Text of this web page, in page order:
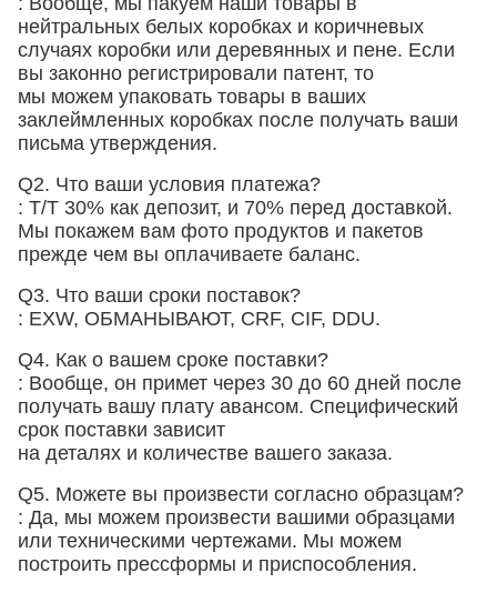
нейтральных белых коробках и коричневых
случаях коробки или деревянных и пене. Если
вы законно регистрировали патент, то
мы можем упаковать товары в ваших
заклеймленных коробках после получать ваши
письма утверждения.
Q2. Что ваши условия платежа?
: T/T 30% как депозит, и 70% перед доставкой.
Мы покажем вам фото продуктов и пакетов
прежде чем вы оплачиваете баланс.
Q3. Что ваши сроки поставок?
: EXW, ОБМАНЫВАЮТ, CRF, CIF, DDU.
Q4. Как о вашем сроке поставки?
: Вообще, он примет через 30 до 60 дней после
получать вашу плату авансом. Специфический
срок поставки зависит
на деталях и количестве вашего заказа.
Q5. Можете вы произвести согласно образцам?
: Да, мы можем произвести вашими образцами
или техническими чертежами. Мы можем
построить прессформы и приспособления.